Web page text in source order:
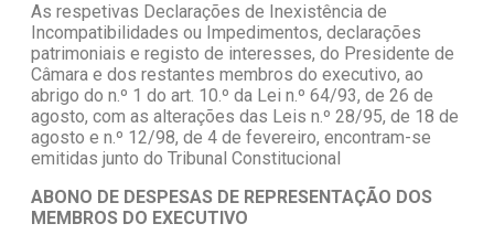
As respetivas Declarações de Inexistência de
Incompatibilidades ou Impedimentos, declarações
patrimoniais e registo de interesses, do Presidente de
Câmara e dos restantes membros do executivo, ao
abrigo do n.º 1 do art. 10.º da Lei n.º 64/93, de 26 de
agosto, com as alterações das Leis n.º 28/95, de 18 de
agosto e n.º 12/98, de 4 de fevereiro, encontram-se
emitidas junto do Tribunal Constitucional
ABONO DE DESPESAS DE REPRESENTAÇÃO DOS
MEMBROS DO EXECUTIVO